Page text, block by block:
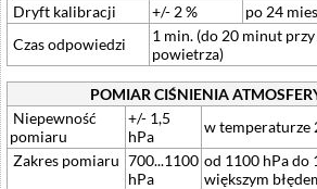
Dryft kalibracji
+/- 2 %
po 24
Czas odpowiedzi
1 min. (do 20 minut
powietrza)
POMIAR CIŚNIENIA
Niepewność
pomiaru
+/- 1,5
hPa
w temperaturze
Zakres pomiaru 700...1100
hPa
od 1100 hPa do
większym